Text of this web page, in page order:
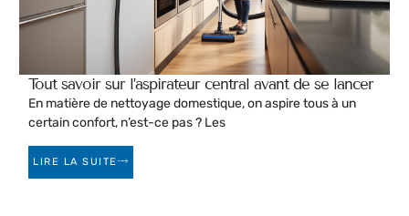
Tout savoir sur l’aspirateur central avant de se lancer
En matière de nettoyage domestique, on aspire tous à un
certain confort, n’est-ce pas ? Les
LIRE LA SUITE